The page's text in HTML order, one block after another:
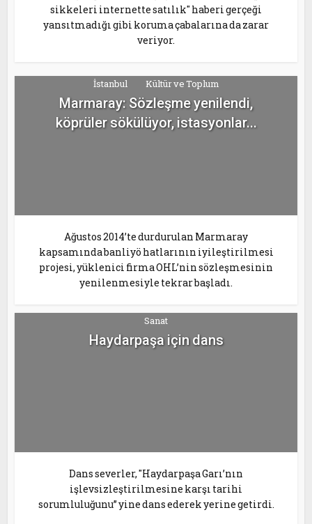
sikkeleri internette satılık" haberi gerçeği
yansıtmadığı gibi koruma çabalarına da zarar
veriyor.
İstanbul Kültür ve Toplum
Marmaray: Sözleşme yenilendi,
köprüler sökülüyor, istasyonlar...
Ağustos 2014’te durdurulan Marmaray
kapsamında banliyö hatlarının iyileştirilmesi
projesi, yüklenici firma OHL’nin sözleşmesinin
yenilenmesiyle tekrar başladı.
Sanat
Haydarpaşa için dans
Dans severler, "Haydarpaşa Garı’nın
işlevsizleştirilmesine karşı tarihi
sorumluluğunu” yine dans ederek yerine getirdi.